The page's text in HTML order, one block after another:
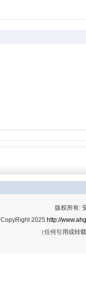
版权所有:
CopyRight 2025 http://
（任何引用或转